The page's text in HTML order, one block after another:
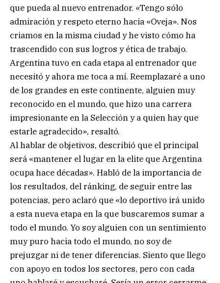
que pueda al nuevo entrenador. «Tengo sólo
admiración y respeto eterno hacia «Oveja». Nos
criamos en la misma ciudad y he visto cómo ha
trascendido con sus logros y ética de trabajo.
Argentina tuvo en cada etapa al entrenador que
necesitó y ahora me toca a mí. Reemplazaré a uno
de los grandes en este continente, alguien muy
reconocido en el mundo, que hizo una carrera
impresionante en la Selección y a quien hay que
estarle agradecido», resaltó.
Al hablar de objetivos, describió que el principal
será «mantener el lugar en la elite que Argentina
ocupa hace décadas». Habló de la importancia de
los resultados, del ránking, de seguir entre las
potencias, pero aclaró que «lo deportivo irá unido
a esta nueva etapa en la que buscaremos sumar a
todo el mundo. Yo soy alguien con un sentimiento
muy puro hacia todo el mundo, no soy de
prejuzgar ni de tener diferencias. Siento que llego
con apoyo en todos los sectores, pero con cada